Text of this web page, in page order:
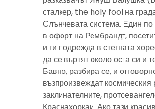
сталкер, the holy fool на
Слънчевата система. Един
в офорт на Рембрандт,
и ги подрежда в стегната
да се въртят около оста си и
Бавно, разбира се, и
възпроизвеждат
заклинателните,